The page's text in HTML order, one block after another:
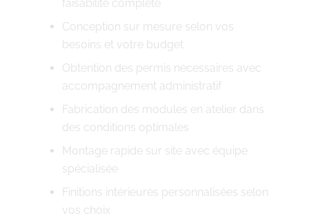
faisabilité complète
Conception sur mesure selon vos
besoins et votre budget
Obtention des permis nécessaires avec
accompagnement administratif
Fabrication des modules en atelier dans
des conditions optimales
Montage rapide sur site avec équipe
spécialisée
Finitions intérieures personnalisées selon
vos choix